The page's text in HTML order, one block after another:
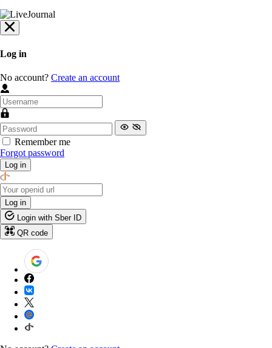
Log in
No account? Create an account
Remember me
Forgot password
Log in
Log in
Login with Sber ID
QR code